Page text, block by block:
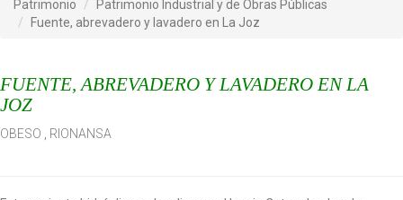
a
Patrimonio
Patrimonio Industrial y de Obras Públicas
Fuente, abrevadero y lavadero en La Joz
FUENTE, ABREVADERO Y LAVADERO EN LA
JOZ
OBESO RIONANSA